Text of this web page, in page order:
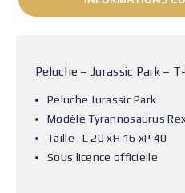
Peluche – Jurassic Park –
Peluche Jurassic Park
Modèle Tyrannosaurus
Taille : L 20 xH 16 xP 40
Sous licence officielle